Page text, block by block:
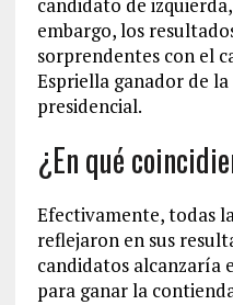
candidato de
embargo, los
sorprendentes con el
Espriella ganador de
presidencial.
¿En qué
Efectivamente, todas
reflejaron en sus
candidatos alcanzaría
para ganar la